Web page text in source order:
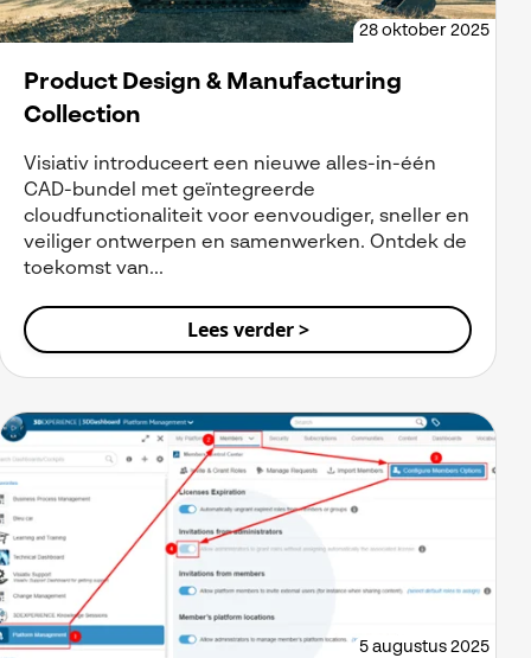
28 oktober 2025
Product Design & Manufacturing
Collection
Visiativ introduceert een nieuwe alles-in-één
CAD-bundel met geïntegreerde
cloudfunctionaliteit voor eenvoudiger, sneller en
veiliger ontwerpen en samenwerken. Ontdek de
toekomst van...
Lees verder >
5 augustus 2025